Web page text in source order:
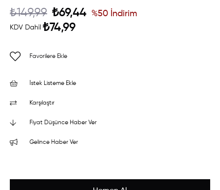
₺149,99 ₺69,44
KDV Dahil ₺74,99
%50 İndirim
Favorilere Ekle
İstek Listeme Ekle
Karşılaştır
Fiyat Düşünce Haber Ver
Gelince Haber Ver